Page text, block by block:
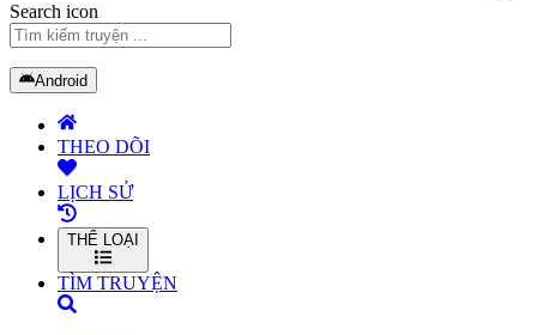
Search icon
Android
THEO DÕI
LỊCH SỬ
THỂ LOẠI
TÌM TRUYỆN